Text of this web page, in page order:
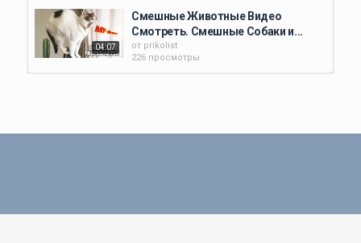
04:07
Смешные Животные Видео
Смотреть. Смешные Собаки и...
от prikolist
226 просмотры